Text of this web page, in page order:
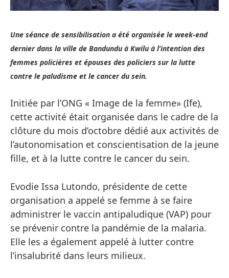
Une séance de sensibilisation a été organisée le week-end
dernier dans la ville de Bandundu à Kwilu à l’intention des
femmes policières et épouses des policiers sur la lutte
contre le paludisme et le cancer du sein.
Initiée par l’ONG « Image de la femme» (Ife),
cette activité était organisée dans le cadre de la
clôture du mois d’octobre dédié aux activités de
l’autonomisation et conscientisation de la jeune
fille, et à la lutte contre le cancer du sein.
Evodie Issa Lutondo, présidente de cette
organisation a appelé se femme à se faire
administrer le vaccin antipaludique (VAP) pour
se prévenir contre la pandémie de la malaria.
Elle les a également appelé à lutter contre
l’insalubrité dans leurs milieux.